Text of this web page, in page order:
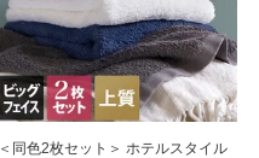
＜同色2枚セット＞ ホテルスタイル